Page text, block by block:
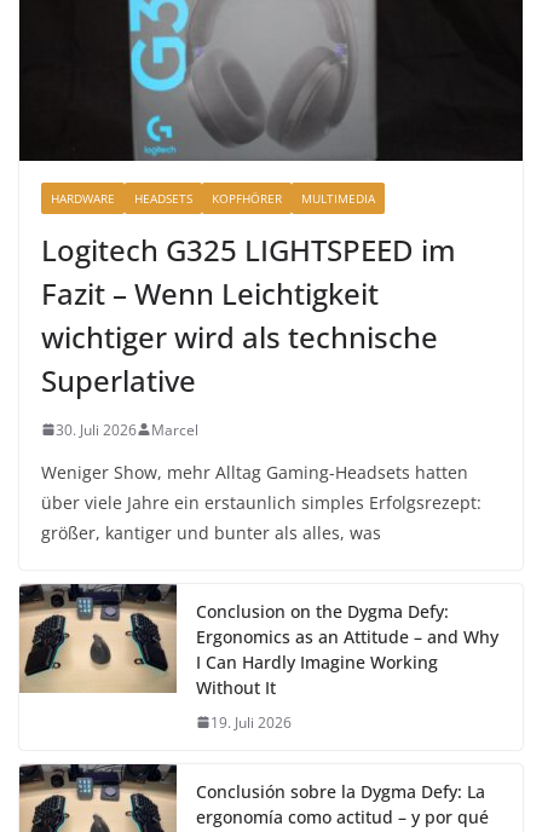
HARDWARE HEADSETS KOPFHÖRER MULTIMEDIA
Logitech G325 LIGHTSPEED im
Fazit – Wenn Leichtigkeit
wichtiger wird als technische
Superlative
30. Juli 2026 Marcel
Weniger Show, mehr Alltag Gaming-Headsets hatten
über viele Jahre ein erstaunlich simples Erfolgsrezept:
größer, kantiger und bunter als alles, was
Conclusion on the Dygma Defy:
Ergonomics as an Attitude – and Why
I Can Hardly Imagine Working
Without It
19. Juli 2026
Conclusión sobre la Dygma Defy: La
ergonomía como actitud – y por qué